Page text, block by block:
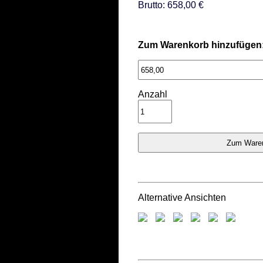
Brutto: 658,00 €
Zum Warenkorb
Anzahl
Alternative Ansichten